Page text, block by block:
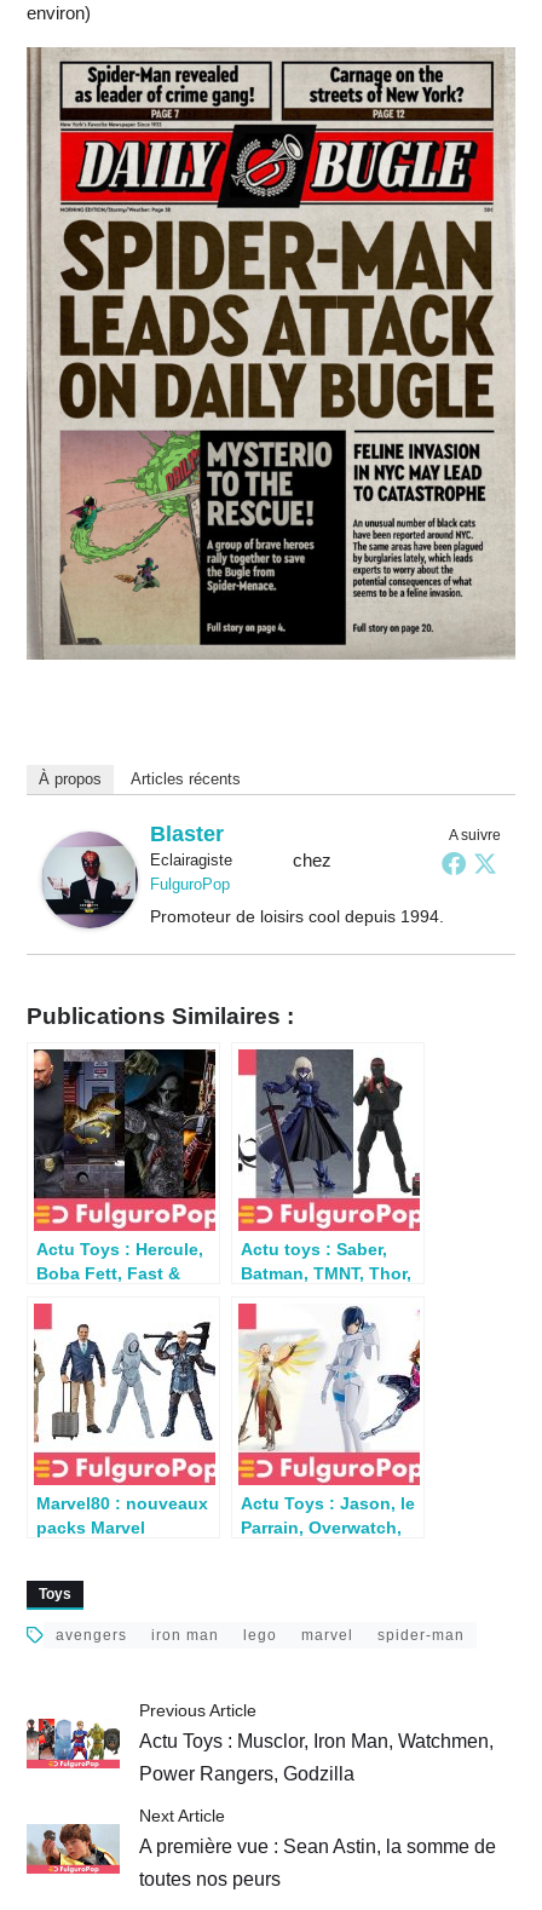
environ)
À propos Articles récents
A suivre
Blaster
Eclairagistechez
FulguroPop
Promoteur de loisirs cool depuis 1994.
Publications Similaires :
Actu Toys : Hercule,
Boba Fett, Fast &
Park, Jaws
Actu toys : Saber,
Batman, TMNT, Thor,
Marvel80 : nouveaux
packs Marvel
Actu Toys : Jason, le
Parrain, Overwatch,
Toys
avengers iron man lego marvel spider-man
Previous Article
Actu Toys : Musclor, Iron Man, Watchmen,
Power Rangers, Godzilla
Next Article
A première vue : Sean Astin, la somme de
toutes nos peurs